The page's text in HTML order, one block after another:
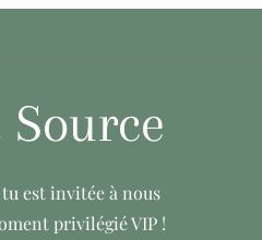
est invitée à nous
privilégié VIP !